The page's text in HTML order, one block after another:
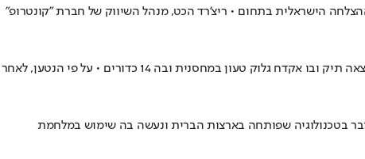
הישראלית בתחום • ריצ'רד הכט, מנהל השיווק של חברת "קונטרופ"
לפי כתב האישום, המייחס לנאשמת עבירות של נשיאת והובלת נשק ותחמושת, ניסיון לסחר בנשק והחזקת סמים שלא לצריכה עצמית • הנאשמת מצאה תיק ובו אקדח גלוק טעון במחסנית ובה 14 כדורים • על פי הנטען, לאחר
בטכנולוגיה שפותחה בארצות הברית ונעשה בה שימוש במלחמת